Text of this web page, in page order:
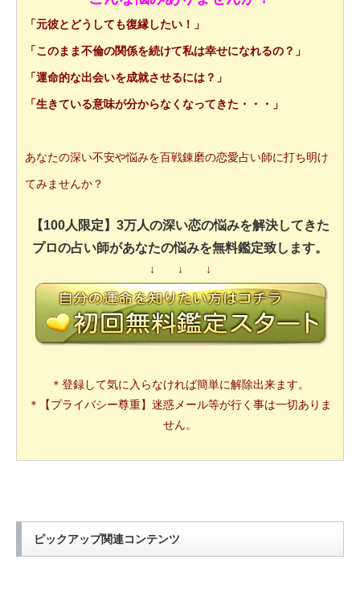
「元彼とどうしても復縁したい！」
「このまま不倫の関係を続けて私は幸せになれるの？」
「運命的な出会いを成就させるには？」
「生きている意味が分からなくなってきた・・・」
あなたの深い不安や悩みを百戦錬磨の恋愛占い師に打ち明け
てみませんか？
【100人限定】3万人の深い恋の悩みを解決してきた
プロの占い師があなたの悩みを無料鑑定致します。
↓ ↓ ↓
＊登録して気に入らなければ簡単に解除出来ます。
＊【プライバシー尊重】迷惑メール等が行く事は一切ありま
せん。
ピックアップ関連コンテンツ